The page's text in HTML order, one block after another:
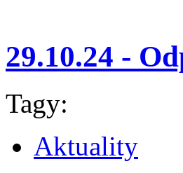
29.10.24 -
Tagy:
Aktuality